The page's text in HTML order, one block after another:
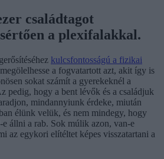
családtagot
a plexifalakkal.
kulcsfontosságú a fizikai
a fogvatartott azt, akit így is
sokat számít a gyerekeknél a
pedig, hogy a bent lévők és a családjuk
mindannyiunk érdeke, miután
élünk velük, és nem mindegy, hogy
e állni a rab. Sok múlik azon, van-e
az egykori elítéltet képes visszatartani a